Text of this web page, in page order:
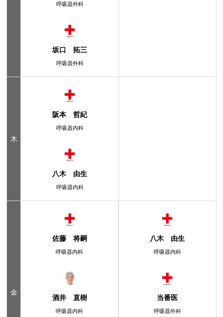
木
金
呼吸器外科
坂口 拓三
呼吸器外科
阪本 哲紀
呼吸器内科
八木 由生
呼吸器内科
佐藤 将嗣
呼吸器内科
酒井 直樹
呼吸器内科
八木 由生
呼吸器内科
当番医
呼吸器外科